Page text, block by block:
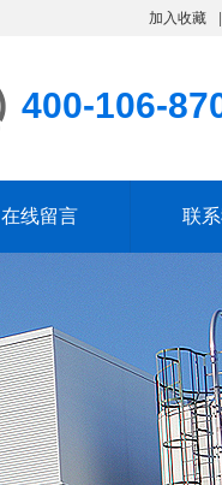
加入收藏
400-106-
在线留言 联